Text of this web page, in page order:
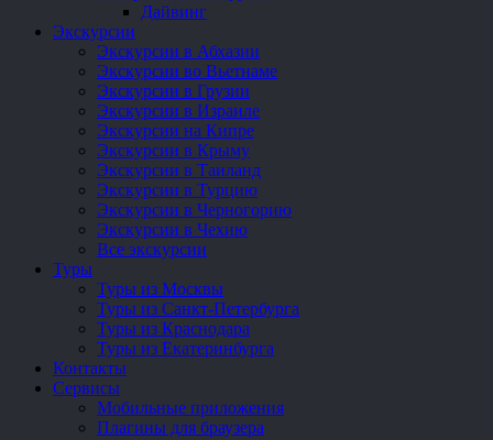
Дайвинг
Экскурсии
Экскурсии в Абхазии
Экскурсии во Вьетнаме
Экскурсии в Грузии
Экскурсии в Израиле
Экскурсии на Кипре
Экскурсии в Крыму
Экскурсии в Таиланд
Экскурсии в Турцию
Экскурсии в Черногорию
Экскурсии в Чехию
Все экскурсии
Туры
Туры из Москвы
Туры из Санкт-Петербурга
Туры из Краснодара
Туры из Екатеринбурга
Контакты
Сервисы
Мобильные приложения
Плагины для браузера